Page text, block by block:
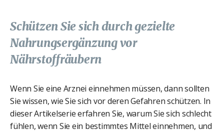
Schützen Sie sich durch gezielte
Nahrungsergänzung vor
Nährstoffräubern
Wenn Sie eine Arznei einnehmen müssen, dann sollten
Sie wissen, wie Sie sich vor deren Gefahren schützen. In
dieser Artikelserie erfahren Sie, warum Sie sich schlecht
fühlen, wenn Sie ein bestimmtes Mittel einnehmen, und